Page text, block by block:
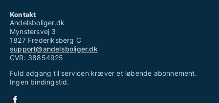
Kontakt
Andelsboliger.dk
Mynstersvej 3
1827 Frederiksberg C
support@andelsboliger.dk
CVR: 38854925
Fuld adgang til servicen kræver et løbende abonnement.
Ingen bindingstid.